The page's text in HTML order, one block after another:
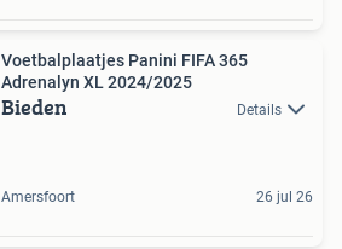
Voetbalplaatjes Panini FIFA 365
Adrenalyn XL 2024/2025
Bieden Details
Amersfoort 26 jul 26